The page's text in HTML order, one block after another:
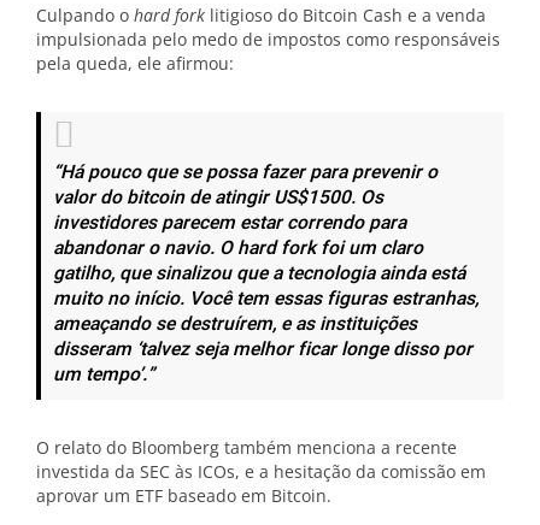
Culpando o hard fork litigioso do Bitcoin Cash e a venda
impulsionada pelo medo de impostos como responsáveis
pela queda, ele afirmou:
“Há pouco que se possa fazer para prevenir o
valor do bitcoin de atingir US$1500. Os
investidores parecem estar correndo para
abandonar o navio. O hard fork foi um claro
gatilho, que sinalizou que a tecnologia ainda está
muito no início. Você tem essas figuras estranhas,
ameaçando se destruírem, e as instituições
disseram ‘talvez seja melhor ficar longe disso por
um tempo’.”
O relato do Bloomberg também menciona a recente
investida da SEC às ICOs, e a hesitação da comissão em
aprovar um ETF baseado em Bitcoin.